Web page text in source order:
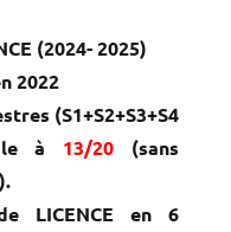
(2024- 2025)
2022
(S1+S2+S3+S4
à 13/20 (sans
LICENCE en 6